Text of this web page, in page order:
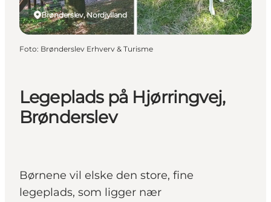
Legeplads på Hjørringvej,
Brønderslev
Børnene vil elske den store, fine
legeplads, som ligger nær
Brønderslev, Nordjylland
Foto: Brønderslev Erhverv & Turisme